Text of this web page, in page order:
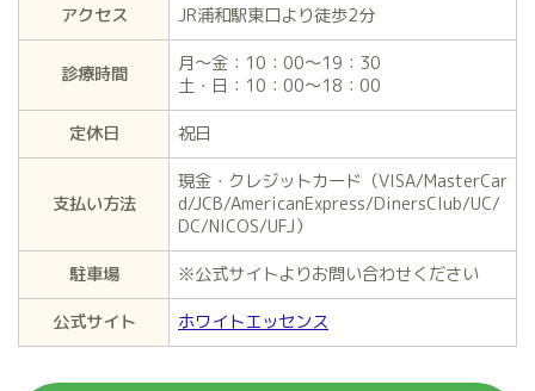
アクセス JR浦和駅東口より徒歩2分
診療時間
月～金：10：00～19：30
土・日：10：00～18：00
定休日
祝日
支払い方法
現金・クレジットカード（VISA/MasterCar
d/JCB/AmericanExpress/DinersClub/UC/
DC/NICOS/UFJ）
駐車場
※公式サイトよりお問い合わせください
公式サイト
ホワイトエッセンス